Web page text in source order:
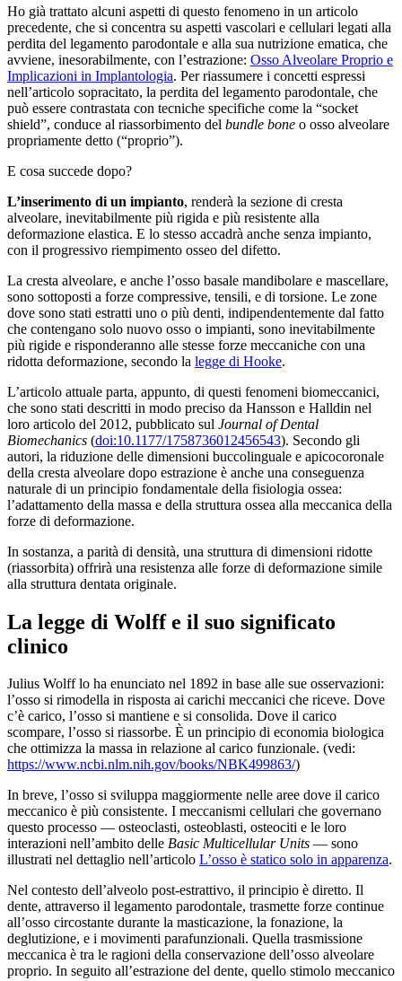
Ho già trattato alcuni aspetti di questo fenomeno in un articolo
precedente, che si concentra su aspetti vascolari e cellulari legati alla
perdita del legamento parodontale e alla sua nutrizione ematica, che
avviene, inesorabilmente, con l’estrazione: Osso Alveolare Proprio e
Implicazioni in Implantologia. Per riassumere i concetti espressi
nell’articolo sopracitato, la perdita del legamento parodontale, che
può essere contrastata con tecniche specifiche come la “socket
shield”, conduce al riassorbimento del bundle bone o osso alveolare
propriamente detto (“proprio”).
E cosa succede dopo?
L’inserimento di un impianto, renderà la sezione di cresta
alveolare, inevitabilmente più rigida e più resistente alla
deformazione elastica. E lo stesso accadrà anche senza impianto,
con il progressivo riempimento osseo del difetto.
La cresta alveolare, e anche l’osso basale mandibolare e mascellare,
sono sottoposti a forze compressive, tensili, e di torsione. Le zone
dove sono stati estratti uno o più denti, indipendentemente dal fatto
che contengano solo nuovo osso o impianti, sono inevitabilmente
più rigide e risponderanno alle stesse forze meccaniche con una
ridotta deformazione, secondo la legge di Hooke.
L’articolo attuale parta, appunto, di questi fenomeni biomeccanici,
che sono stati descritti in modo preciso da Hansson e Halldin nel
loro articolo del 2012, pubblicato sul Journal of Dental
Biomechanics (doi:10.1177/1758736012456543). Secondo gli
autori, la riduzione delle dimensioni buccolinguale e apicocoronale
della cresta alveolare dopo estrazione è anche una conseguenza
naturale di un principio fondamentale della fisiologia ossea:
l’adattamento della massa e della struttura ossea alla meccanica della
forze di deformazione.
In sostanza, a parità di densità, una struttura di dimensioni ridotte
(riassorbita) offrirà una resistenza alle forze di deformazione simile
alla struttura dentata originale.
La legge di Wolff e il suo significato
clinico
Julius Wolff lo ha enunciato nel 1892 in base alle sue osservazioni:
l’osso si rimodella in risposta ai carichi meccanici che riceve. Dove
c’è carico, l’osso si mantiene e si consolida. Dove il carico
scompare, l’osso si riassorbe. È un principio di economia biologica
che ottimizza la massa in relazione al carico funzionale. (vedi:
https://www.ncbi.nlm.nih.gov/books/NBK499863/)
In breve, l’osso si sviluppa maggiormente nelle aree dove il carico
meccanico è più consistente. I meccanismi cellulari che governano
questo processo — osteoclasti, osteoblasti, osteociti e le loro
interazioni nell’ambito delle Basic Multicellular Units — sono
illustrati nel dettaglio nell’articolo L’osso è statico solo in apparenza.
Nel contesto dell’alveolo post-estrattivo, il principio è diretto. Il
dente, attraverso il legamento parodontale, trasmette forze continue
all’osso circostante durante la masticazione, la fonazione, la
deglutizione, e i movimenti parafunzionali. Quella trasmissione
meccanica è tra le ragioni della conservazione dell’osso alveolare
proprio. In seguito all’estrazione del dente, quello stimolo meccanico